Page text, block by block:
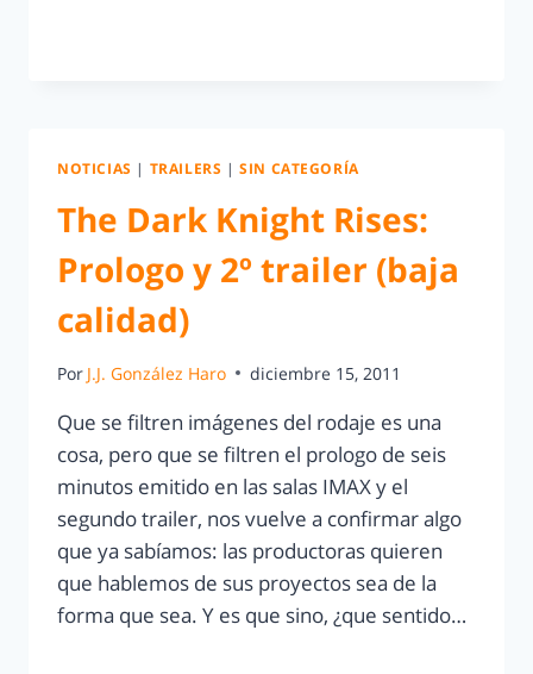
NOTICIAS | TRAILERS |SIN CATEGORÍA
The Dark Knight Rises:
Prologo y 2º trailer (baja
calidad)
Por J.J. González Haro diciembre 15, 2011
Que se filtren imágenes del rodaje es una
cosa, pero que se filtren el prologo de seis
minutos emitido en las salas IMAX y el
segundo trailer, nos vuelve a confirmar algo
que ya sabíamos: las productoras quieren
que hablemos de sus proyectos sea de la
forma que sea. Y es que sino, ¿que sentido…